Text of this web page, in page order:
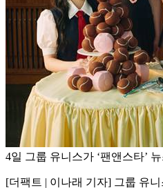
4일 그룹 유니스가 ‘팬앤스타’
[더팩트 | 이나래 기자] 그룹 유